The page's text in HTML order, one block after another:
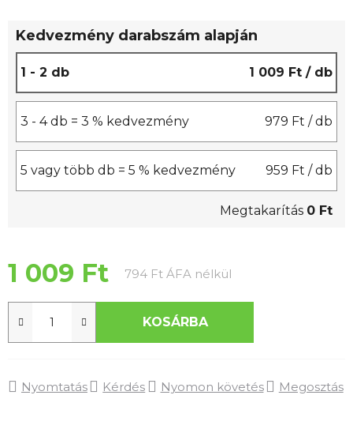
csillag.
Kedvezmény darabszám alapján
1 - 2 db 1 009 Ft / db
3 - 4 db = 3 % kedvezmény 979 Ft / db
5 vagy több db = 5 % kedvezmény 959 Ft / db
Megtakarítás 0 Ft
1 009 Ft 794 Ft ÁFA nélkül
KOSÁRBA
Nyomtatás Kérdés Nyomon követés Megosztás